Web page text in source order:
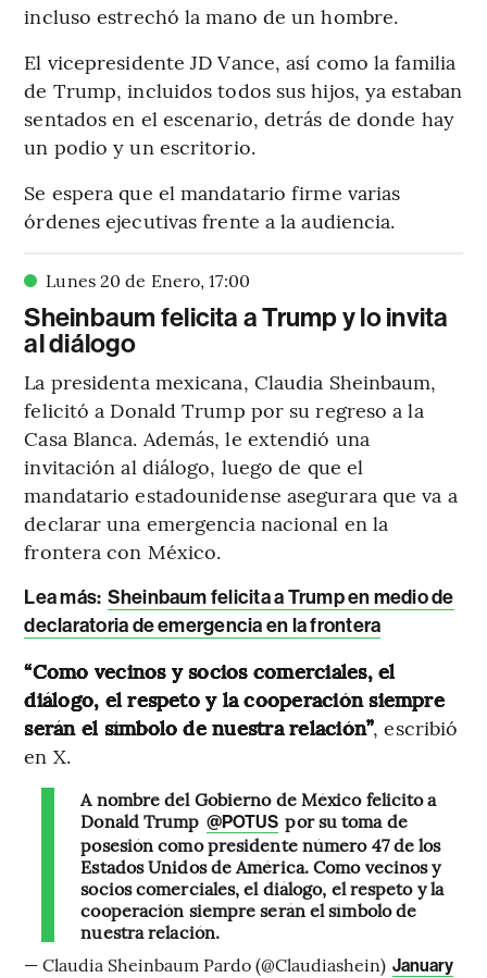
incluso estrechó la mano de un hombre.
El vicepresidente JD Vance, así como la familia
de Trump, incluidos todos sus hijos, ya estaban
sentados en el escenario, detrás de donde hay
un podio y un escritorio.
Se espera que el mandatario firme varias
órdenes ejecutivas frente a la audiencia.
Lunes 20 de Enero,17:00
Sheinbaum felicita a Trump y lo invita
al diálogo
La presidenta mexicana, Claudia Sheinbaum,
felicitó a Donald Trump por su regreso a la
Casa Blanca. Además, le extendió una
invitación al diálogo, luego de que el
mandatario estadounidense asegurara que va a
declarar una emergencia nacional en la
frontera con México.
Lea más: Sheinbaum felicita a Trump en medio de
declaratoria de emergencia en la frontera
“Como vecinos y socios comerciales, el
diálogo, el respeto y la cooperación siempre
serán el símbolo de nuestra relación”, escribió
en X.
A nombre del Gobierno de México felicito a
Donald Trump @POTUS por su toma de
posesión como presidente número 47 de los
Estados Unidos de América. Como vecinos y
socios comerciales, el diálogo, el respeto y la
cooperación siempre serán el símbolo de
nuestra relación.
— Claudia Sheinbaum Pardo (@Claudiashein) January